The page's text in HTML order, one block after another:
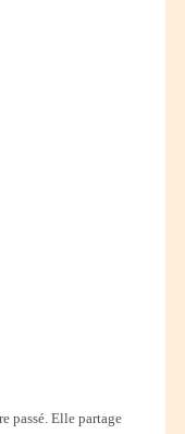
passé. Elle partage